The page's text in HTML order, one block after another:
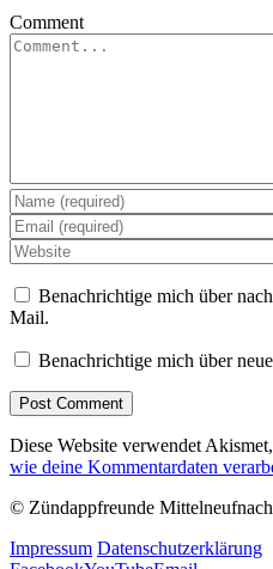
Comment
Benachrichtige mich über
Mail.
Benachrichtige mich über
Diese Website verwendet
wie deine Kommentardaten
© Zündappfreunde Mittelneufnach
Impressum Datenschutzerklärung